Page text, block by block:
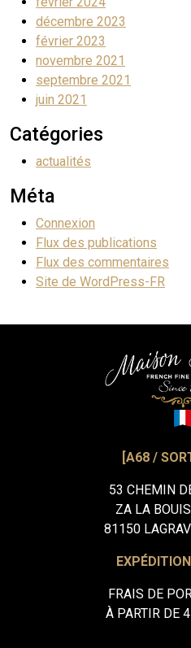
décembre 2023
février 2023
novembre 2021
septembre 2021
juin 2021
Catégories
actualités
Méta
Connexion
Flux des publications
Flux des commentaires
Site de WordPress-FR
[A68 /
53 CHEMIN
ZA LA
81150
FRAIS DE
À PARTIR DE